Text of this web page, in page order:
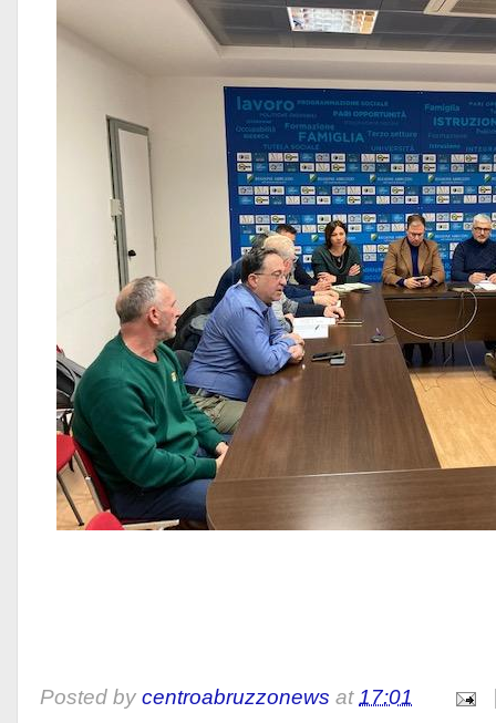
Posted by centroabruzzonews at17:01